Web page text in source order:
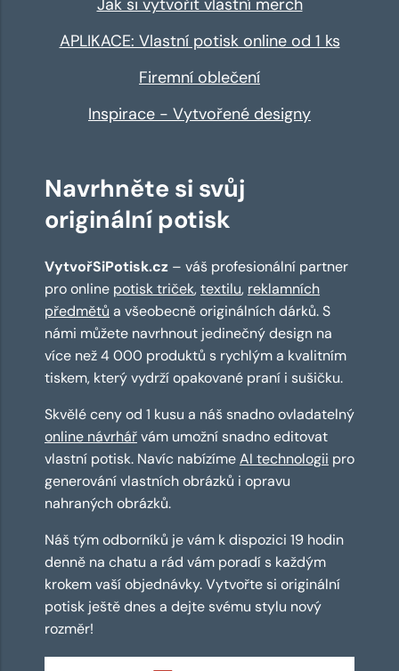
Jak si vytvořit vlastní merch
APLIKACE: Vlastní potisk online od 1 ks
Firemní oblečení
Inspirace - Vytvořené designy
Navrhněte si svůj
originální potisk
VytvořSiPotisk.cz – váš profesionální partner
pro online potisk triček,textilu, reklamních
předmětů a všeobecně originálních dárků. S
námi můžete navrhnout jedinečný design na
více než 4 000 produktů s rychlým a kvalitním
tiskem, který vydrží opakované praní i sušičku.
Skvělé ceny od 1 kusu a náš snadno ovladatelný
online návrhářvám umožní snadno editovat
vlastní potisk. Navíc nabízímeAI technologii pro
generování vlastních obrázků i opravu
nahraných obrázků.
Náš tým odborníků je vám k dispozici 19 hodin
denně na chatu a rád vám poradí s každým
krokem vaší objednávky. Vytvořte si originální
potisk ještě dnes a dejte svému stylu nový
rozměr!